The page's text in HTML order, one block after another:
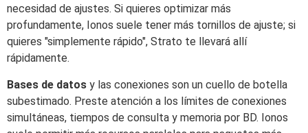
necesidad de ajustes. Si quieres optimizar más
profundamente, Ionos suele tener más tornillos de ajuste; si
quieres "simplemente rápido", Strato te llevará allí
rápidamente.
Bases de datos y las conexiones son un cuello de botella
subestimado. Preste atención a los límites de conexiones
simultáneas, tiempos de consulta y memoria por BD. Ionos